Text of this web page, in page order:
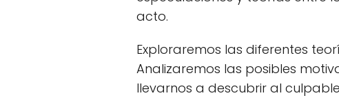
acto.
Exploraremos las diferentes
Analizaremos las posibles
llevarnos a descubrir al